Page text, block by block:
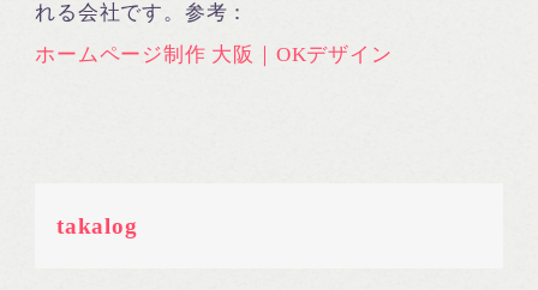
れる会社です。参考：
ホームページ制作 大阪｜OKデザイン
takalog